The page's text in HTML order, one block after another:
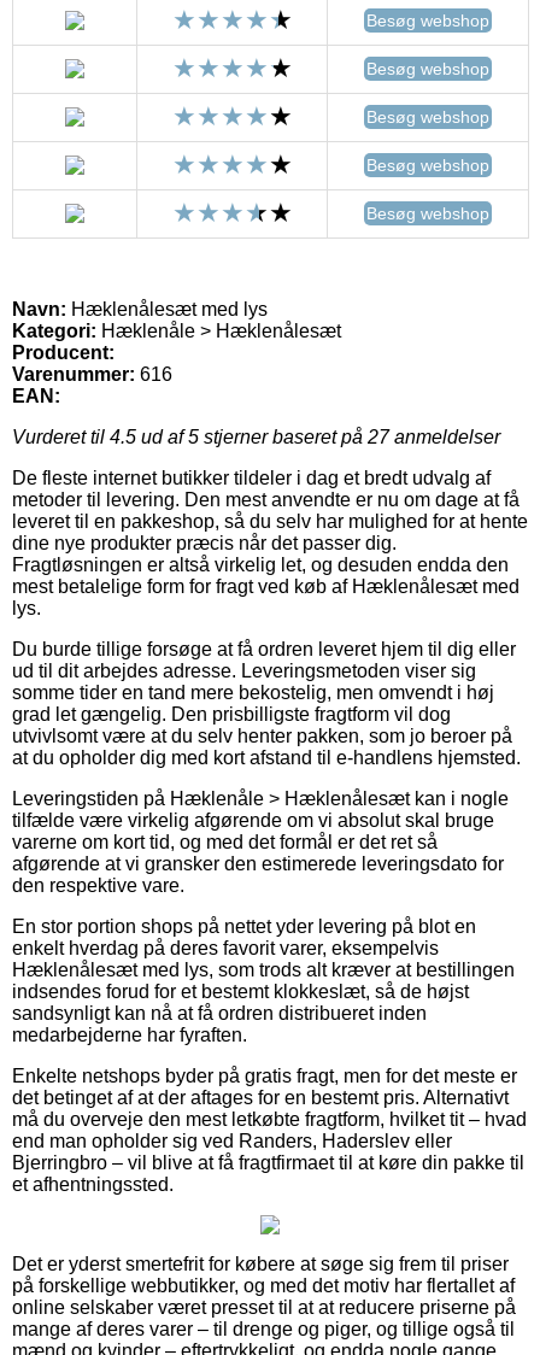
Besøg webshop
Besøg webshop
Besøg webshop
Besøg webshop
Besøg webshop
Navn: Hæklenålesæt med lys
Kategori: Hæklenåle > Hæklenålesæt
Producent:
Varenummer: 616
EAN:
Vurderet til 4.5 ud af 5 stjerner baseret på 27anmeldelser
De fleste internet butikker tildeler i dag et bredt udvalg af
metoder til levering. Den mest anvendte er nu om dage at få
leveret til en pakkeshop, så du selv har mulighed for at hente
dine nye produkter præcis når det passer dig.
Fragtløsningen er altså virkelig let, og desuden endda den
mest betalelige form for fragt ved køb af Hæklenålesæt med
lys.
Du burde tillige forsøge at få ordren leveret hjem til dig eller
ud til dit arbejdes adresse. Leveringsmetoden viser sig
somme tider en tand mere bekostelig, men omvendt i høj
grad let gængelig. Den prisbilligste fragtform vil dog
utvivlsomt være at du selv henter pakken, som jo beroer på
at du opholder dig med kort afstand til e-handlens hjemsted.
Leveringstiden på Hæklenåle > Hæklenålesæt kan i nogle
tilfælde være virkelig afgørende om vi absolut skal bruge
varerne om kort tid, og med det formål er det ret så
afgørende at vi gransker den estimerede leveringsdato for
den respektive vare.
En stor portion shops på nettet yder levering på blot en
enkelt hverdag på deres favorit varer, eksempelvis
Hæklenålesæt med lys, som trods alt kræver at bestillingen
indsendes forud for et bestemt klokkeslæt, så de højst
sandsynligt kan nå at få ordren distribueret inden
medarbejderne har fyraften.
Enkelte netshops byder på gratis fragt, men for det meste er
det betinget af at der aftages for en bestemt pris. Alternativt
må du overveje den mest letkøbte fragtform, hvilket tit – hvad
end man opholder sig ved Randers, Haderslev eller
Bjerringbro – vil blive at få fragtfirmaet til at køre din pakke til
et afhentningssted.
Det er yderst smertefrit for købere at søge sig frem til priser
på forskellige webbutikker, og med det motiv har flertallet af
online selskaber været presset til at at reducere priserne på
mange af deres varer – til drenge og piger, og tillige også til
mænd og kvinder – eftertrykkeligt, og endda nogle gange